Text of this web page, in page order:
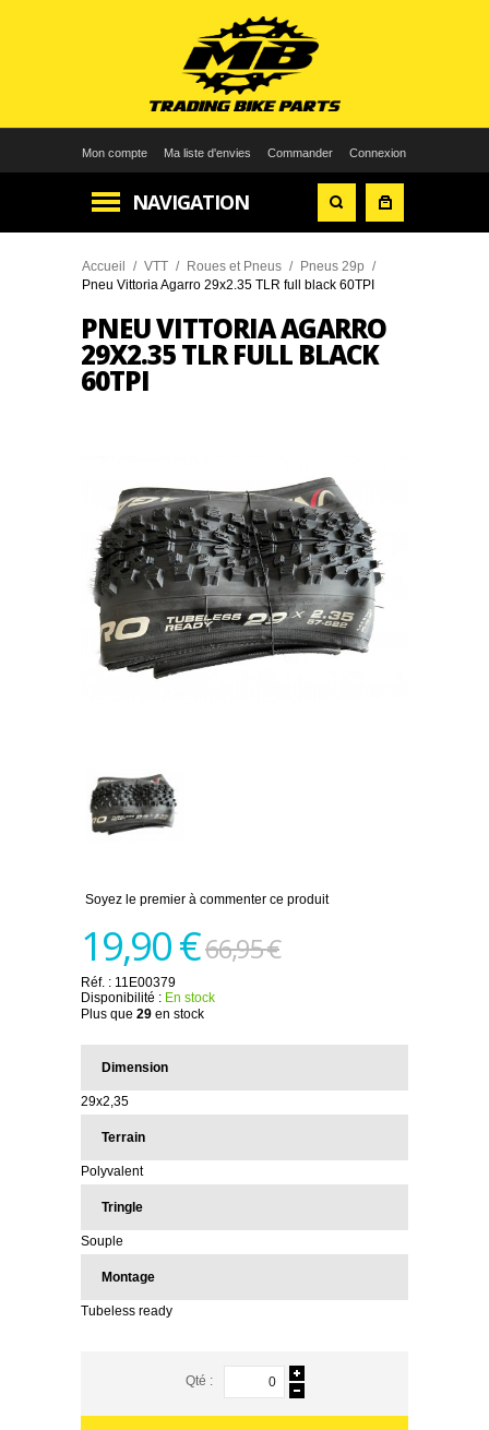
Mon compte Ma liste d'envies Commander Connexion
NAVIGATION
Accueil / VTT / Roues et Pneus / Pneus 29p /
Pneu Vittoria Agarro 29x2.35 TLR full black 60TPI
PNEU VITTORIA AGARRO
29X2.35 TLR FULL BLACK
60TPI
Soyez le premier à commenter ce produit
19,90 €66,95 €
Réf. : 11E00379
Disponibilité : En stock
Plus que 29 en stock
Dimension
29x2,35
Terrain
Polyvalent
Tringle
Souple
Montage
Tubeless ready
Qté :